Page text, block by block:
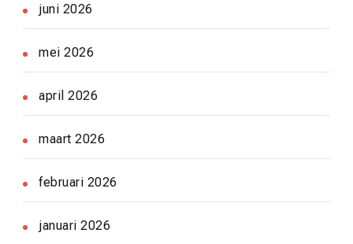
juni 2026
mei 2026
april 2026
maart 2026
februari 2026
januari 2026